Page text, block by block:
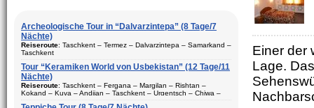
Archeologische Tour in “Dalvarzintepa” (8 Tage/7
Nächte)
Reiseroute: Taschkent – Termez – Dalvarzintepa – Samarkand –
Taschkent
Dauer : 8 Tage/7 Nächte
Bewegungtyp: Fluglinie und Reisebus
Dalvarzintepa (3)
Tour “Keramiken World von Usbekistan” (12 Tage/11
Nächte)
Reiseroute: Taschkent – Fergana – Margilan – Rishtan –
Kokand – Kuva – Andijan – Taschkent – Urgentsch – Chiwa –
Einer der
Lage.